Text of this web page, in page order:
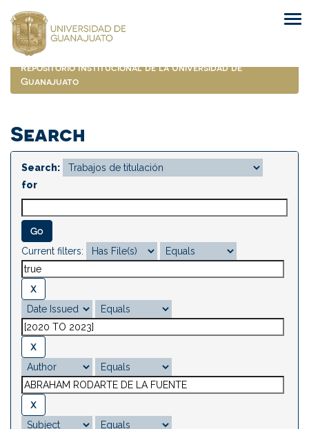
navigation
Repositorio Institucional de la Universidad de
Guanajuato
Search
Search:
for
Current filters: